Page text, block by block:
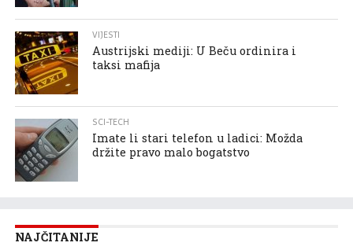
VIJESTI
Austrijski mediji: U Beču ordinira i
taksi mafija
SCI-TECH
Imate li stari telefon u ladici: Možda
držite pravo malo bogatstvo
NAJČITANIJE